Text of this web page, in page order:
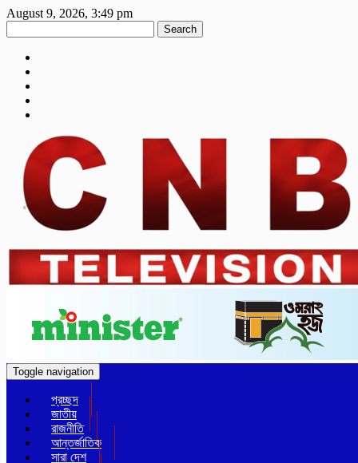
August 9, 2026, 3:49 pm
Search
Toggle navigation
প্রচ্ছদ
জাতীয়
রাজনীতি
আন্তর্জাতিক
সারা দেশ